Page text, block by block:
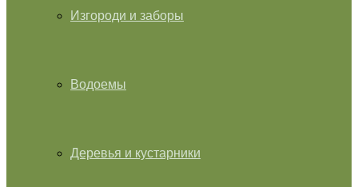
Изгороди и заборы
Водоемы
Деревья и кустарники